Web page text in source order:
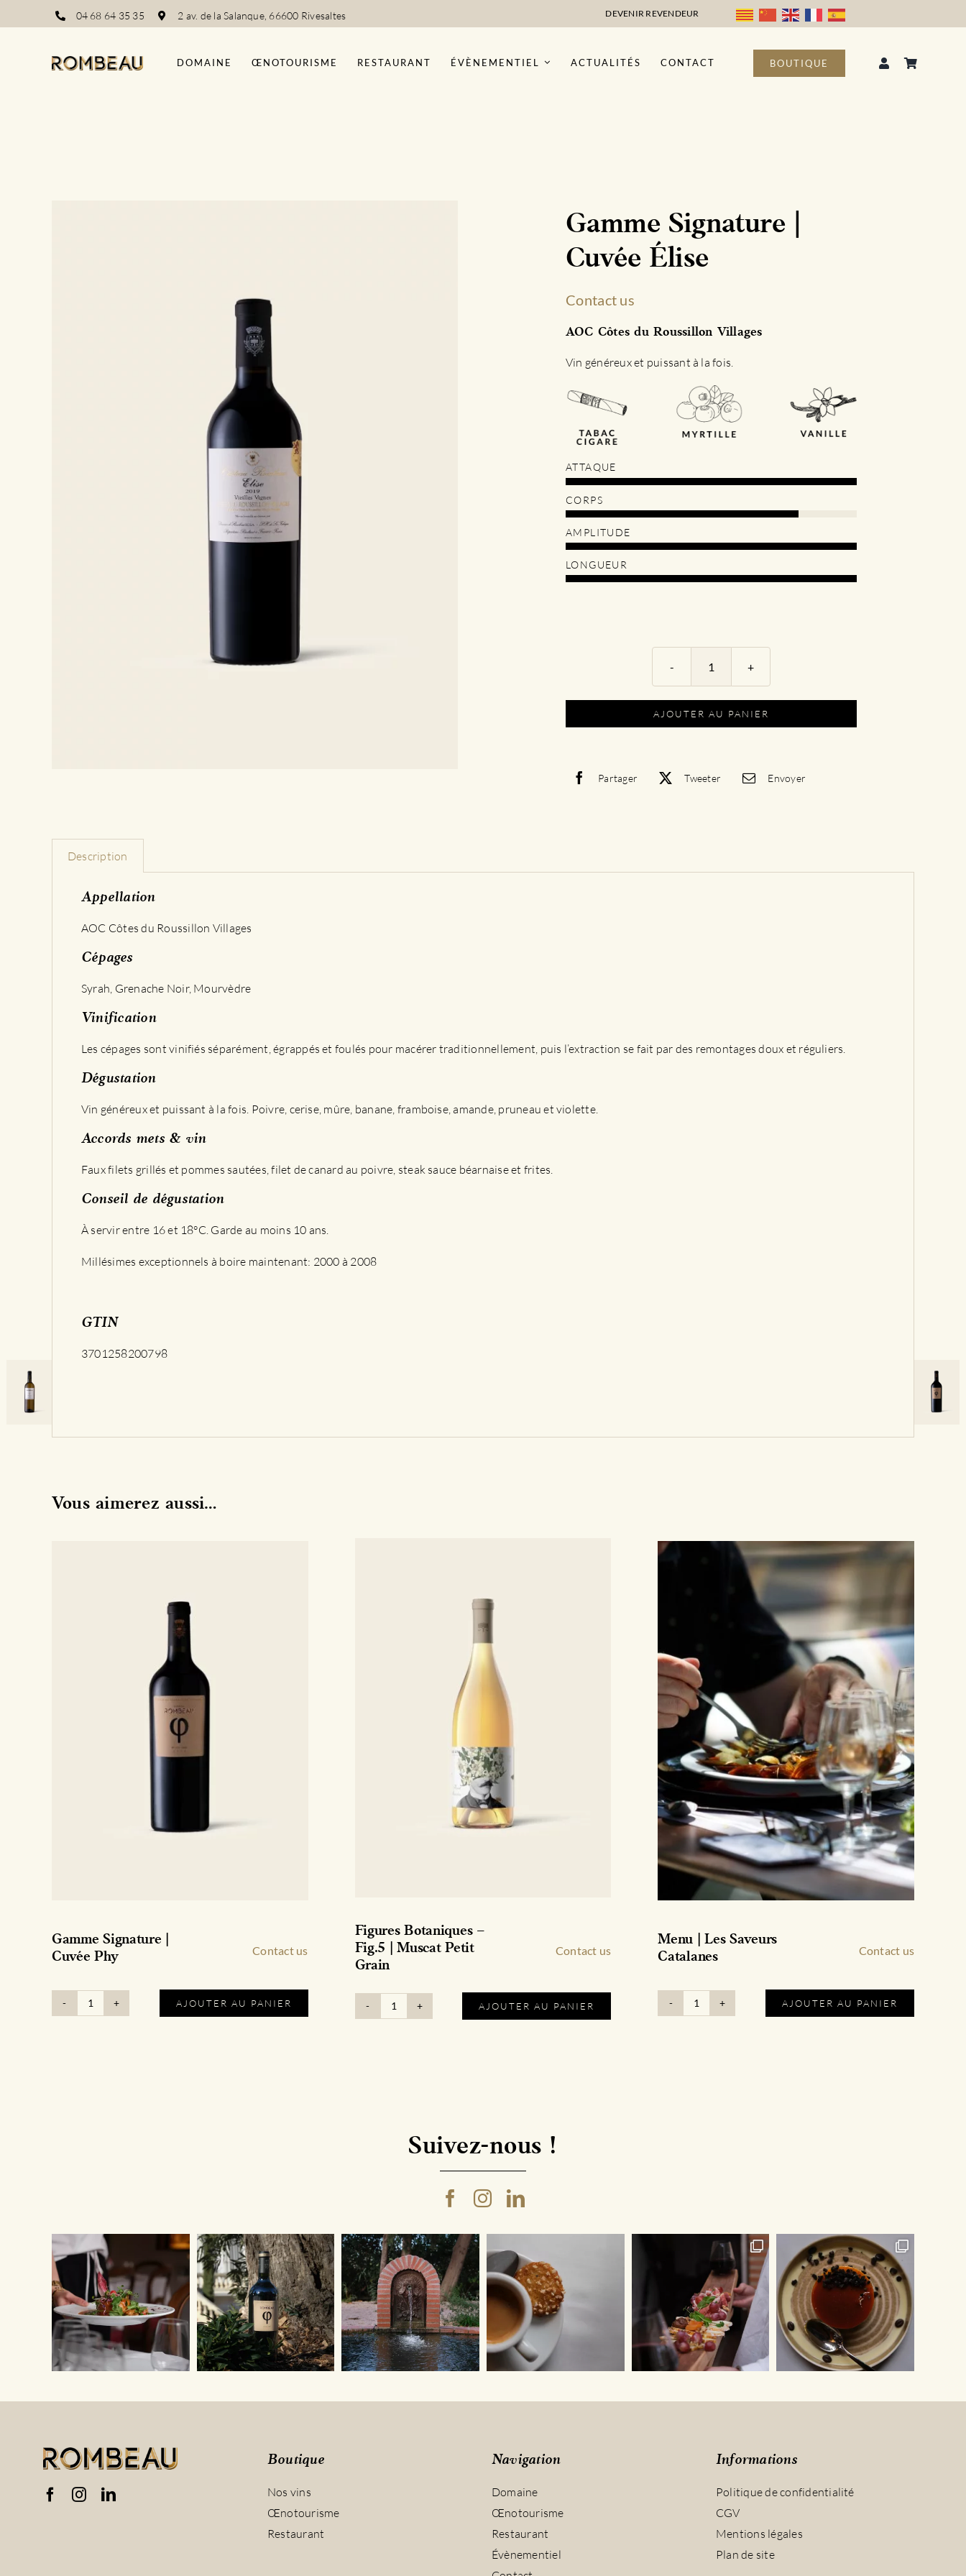
au
04 68 64 35 35 2 av. de la Salanque, 66600 Rivesaltes DEVENIR REVENDEUR
DOMAINE ŒNOTOURISME RESTAURANT ÉVÈNEMENTIEL ACTUALITÉS CONTACT BOUTIQUE
Gamme Signature |
Cuvée Élise
Contact us
AOC Côtes du Roussillon Villages
Vin généreux et puissant à la fois.
ATTAQUE
CORPS
AMPLITUDE
LONGUEUR
quantité
Gamme
Signature
Élise
AJOUTER AU PANIER
Partager Tweeter Envoyer
Description
Appellation
AOC Côtes du Roussillon Villages
Cépages
Syrah, Grenache Noir, Mourvèdre
Vinification
Les cépages sont vinifiés séparément, égrappés et foulés pour macérer traditionnellement, puis l’extraction se fait par des remontages doux et réguliers.
Dégustation
Vin généreux et puissant à la fois. Poivre, cerise, mûre, banane, framboise, amande, pruneau et violette.
Accords mets & vin
Faux filets grillés et pommes sautées, filet de canard au poivre, steak sauce béarnaise et frites.
Conseil de dégustation
À servir entre 16 et 18°C. Garde au moins 10 ans.
Millésimes exceptionnels à boire maintenant: 2000 à 2008
GTIN
3701258200798
Vous aimerez aussi…
Gamme Signature |
Cuvée Phy
Contact us
quantité
AJOUTER AU PANIER
Figures Botaniques –
Fig.5 | Muscat Petit
Grain
Contact us
quantité
Grain
AJOUTER AU PANIER
Menu | Les Saveurs
Catalanes
Contact us
quantité
AJOUTER AU PANIER
Suivez-nous !
Boutique
Nos vins
Œnotourisme
Restaurant
Navigation
Domaine
Œnotourisme
Restaurant
Évènementiel
Informations
Politique de confidentialité
CGV
Mentions légales
Plan de site